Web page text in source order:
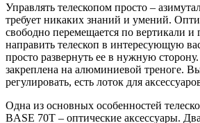
Управлять телескопом просто –
требует никаких знаний и умений.
свободно перемещается по вертикали и
направить телескоп в интересующую
просто развернуть ее в нужную
закреплена на алюминиевой треноге.
регулировать, есть лоток для
Одна из основных особенностей
BASE 70T – оптические аксессуары.